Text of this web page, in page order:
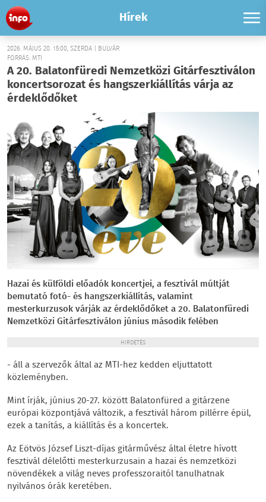
Hírek
2026. MÁJUS 20. 15:00, SZERDA | BULVÁR
FORRÁS: MTI
A 20. Balatonfüredi Nemzetközi Gitárfesztiválon
koncertsorozat és hangszerkiállítás várja az
érdeklődőket
Hazai és külföldi előadók koncertjei, a fesztivál múltját
bemutató fotó- és hangszerkiállítás, valamint
mesterkurzusok várják az érdeklődőket a 20. Balatonfüredi
Nemzetközi Gitárfesztiválon június második felében
HIRDETÉS
- áll a szervezők által az MTI-hez kedden eljuttatott
közleményben.
Mint írják, június 20-27. között Balatonfüred a gitárzene
európai központjává változik, a fesztivál három pillérre épül,
ezek a tanítás, a kiállítás és a koncertek.
Az Eötvös József Liszt-díjas gitárművész által életre hívott
fesztivál délelőtti mesterkurzusain a hazai és nemzetközi
növendékek a világ neves professzoraitól tanulhatnak
nyilvános órák keretében.